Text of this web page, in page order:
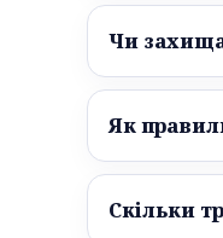
Чи
Як
Скільки